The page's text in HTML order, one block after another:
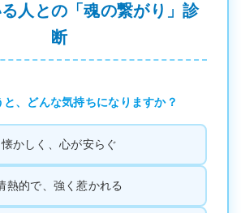
人との「魂の繋がり」診
断
、どんな気持ちになりますか？
懐かしく、心が安らぐ
熱的で、強く惹かれる